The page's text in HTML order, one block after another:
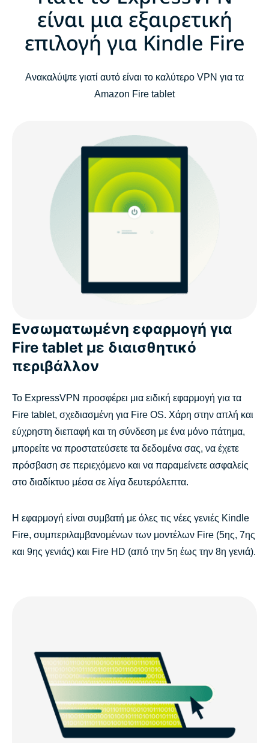
είναι μια εξαιρετική
επιλογή για Kindle Fire
Ανακαλύψτε γιατί αυτό είναι το καλύτερο VPN για τα
Amazon Fire tablet
Ενσωματωμένη εφαρμογή για
Fire tablet με διαισθητικό
περιβάλλον
Το ExpressVPN προσφέρει μια ειδική εφαρμογή για τα
Fire tablet, σχεδιασμένη για Fire OS. Χάρη στην απλή και
εύχρηστη διεπαφή και τη σύνδεση με ένα μόνο πάτημα,
μπορείτε να προστατεύσετε τα δεδομένα σας, να έχετε
πρόσβαση σε περιεχόμενο και να παραμείνετε ασφαλείς
στο διαδίκτυο μέσα σε λίγα δευτερόλεπτα.
Η εφαρμογή είναι συμβατή με όλες τις νέες γενιές Kindle
Fire, συμπεριλαμβανομένων των μοντέλων Fire (5ης, 7ης
και 9ης γενιάς) και Fire HD (από την 5η έως την 8η γενιά).